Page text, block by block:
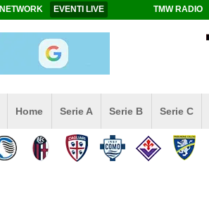
NETWORK EVENTI LIVE TMW RADIO
Home Serie A Serie B Serie C